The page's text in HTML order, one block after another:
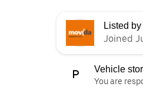
Listed by
Joined
Vehicle
You are